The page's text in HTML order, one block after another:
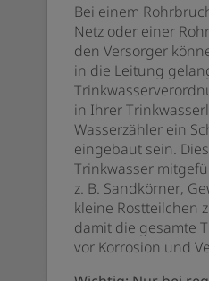
Bei einem
Netz oder einer
den Versorger
in die Leitung
in Ihrer
Wasserzähler ein
eingebaut sein.
Trinkwasser
z. B. Sandkörner,
kleine Rostteilchen
damit die gesamte
vor Korrosion und